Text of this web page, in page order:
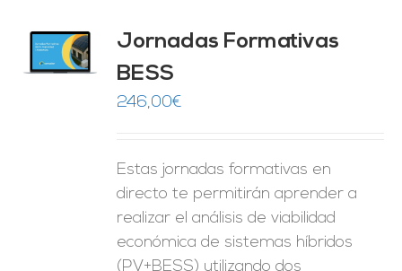
Jornadas Formativas
BESS
246,00€
Estas jornadas formativas en
directo te permitirán aprender a
realizar el análisis de viabilidad
económica de sistemas híbridos
(PV+BESS) utilizando dos